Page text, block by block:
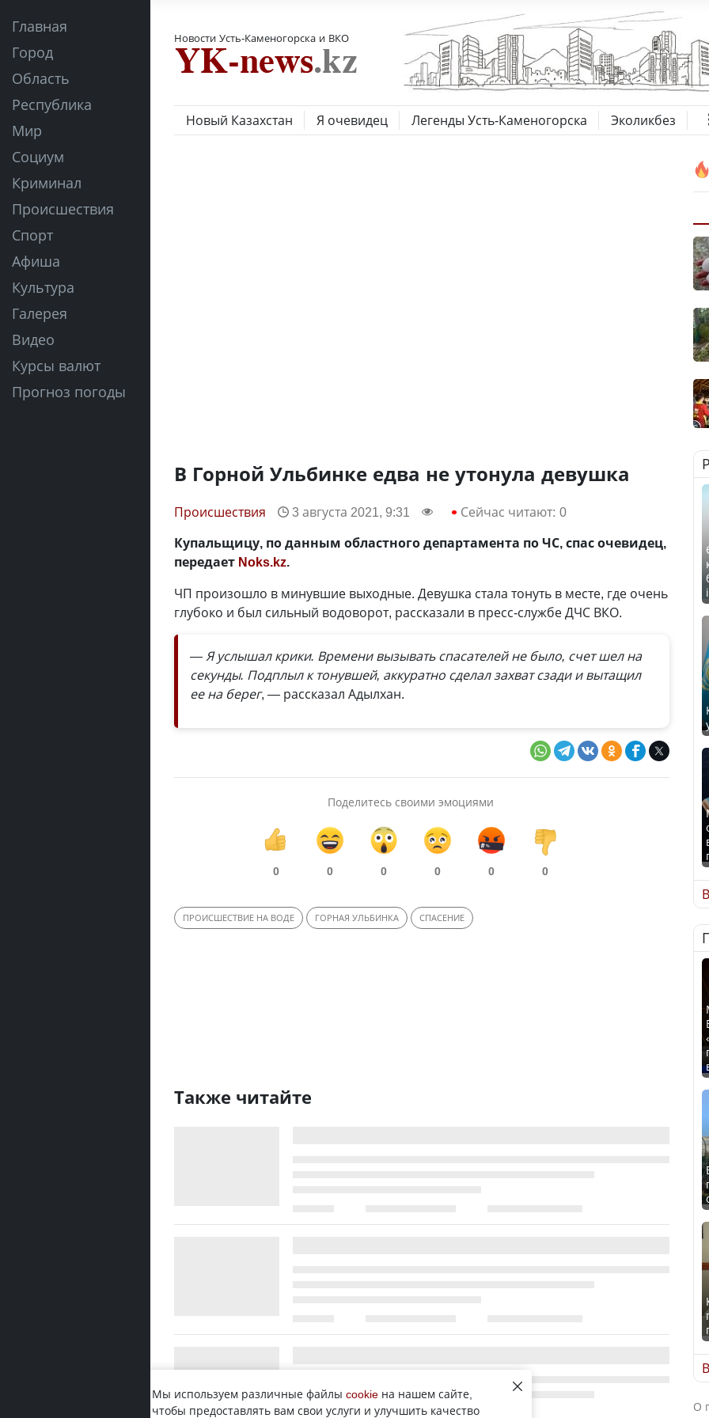
Главная
Город
Область
Республика
Мир
Социум
Криминал
Происшествия
Спорт
Афиша
Культура
Галерея
Видео
Курсы валют
Прогноз погоды
Новости Усть-Каменогорска и ВКО
Новый Казахстан Я очевидец Легенды Усть-Каменогорска Эколикбез
В Горной Ульбинке едва не утонула девушка
Происшествия 3 августа 2021, 9:31 Сейчас читают: 0
Купальщицу, по данным областного департамента по ЧС, спас очевидец,
передает Noks.kz.
ЧП произошло в минувшие выходные. Девушка стала тонуть в месте, где очень
глубоко и был сильный водоворот, рассказали в пресс-службе ДЧС ВКО.
— Я услышал крики. Времени вызывать спасателей не было, счет шел на
секунды. Подплыл к тонувшей, аккуратно сделал захват сзади и вытащил
ее на берег, — рассказал Адылхан.
Поделитесь своими эмоциями
0 0 0 0 0 0
ПРОИСШЕСТВИЕ НА ВОДЕ ГОРНАЯ УЛЬБИНКА СПАСЕНИЕ
Также читайте
О
Мы используем различные файлы cookie на нашем сайте,
чтобы предоставлять вам свои услуги и улучшить качество